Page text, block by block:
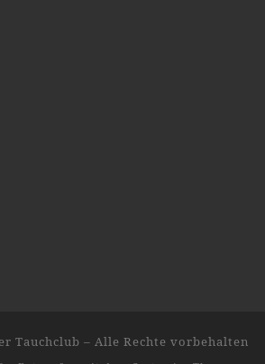
Tauchclub – Alle Rechte vorbehalten